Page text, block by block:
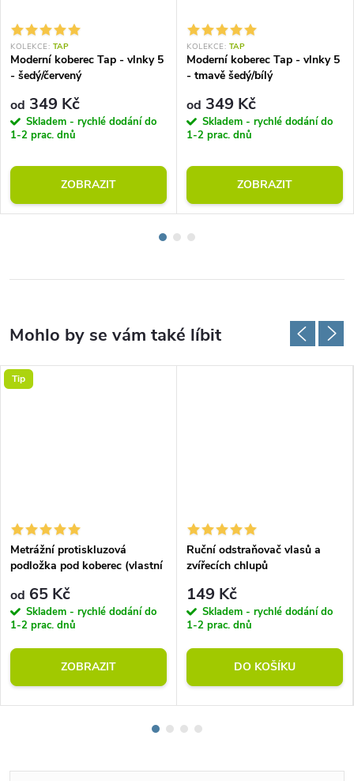
KOLEKCE: TAP
Moderní koberec Tap - vlnky 5
- šedý/červený
od 349 Kč
Skladem - rychlé dodání do
1-2 prac. dnů
ZOBRAZIT
KOLEKCE: TAP
Moderní koberec Tap - vlnky 5
- tmavě šedý/bílý
od 349 Kč
Skladem - rychlé dodání do
1-2 prac. dnů
ZOBRAZIT
Tip
Metrážní protiskluzová
podložka pod koberec (vlastní
od 65 Kč
Skladem - rychlé dodání do
1-2 prac. dnů
ZOBRAZIT
Ruční odstraňovač vlasů a
zvířecích chlupů
149 Kč
Skladem - rychlé dodání do
1-2 prac. dnů
DO KOŠÍKU